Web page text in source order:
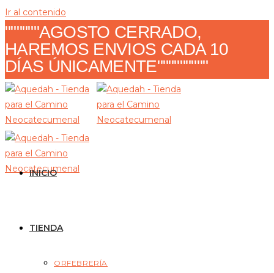
Ir al contenido
""""""AGOSTO CERRADO,
HAREMOS ENVIOS CADA 10
DÍAS ÚNICAMENTE"""""""""
INICIO
TIENDA
ORFEBRERÍA